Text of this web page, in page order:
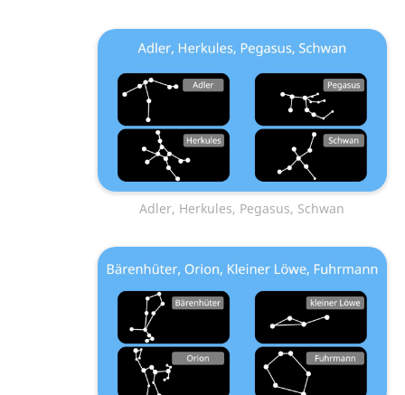
Adler, Herkules, Pegasus, Schwan